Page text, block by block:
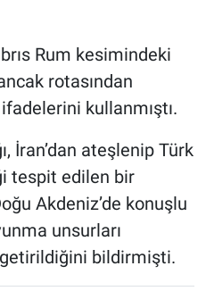
Rum kesimindeki
rotasından
ifadelerini kullanmıştı.
İran’dan ateşlenip Türk
tespit edilen bir
Akdeniz’de konuşlu
unsurları
bildirmişti.